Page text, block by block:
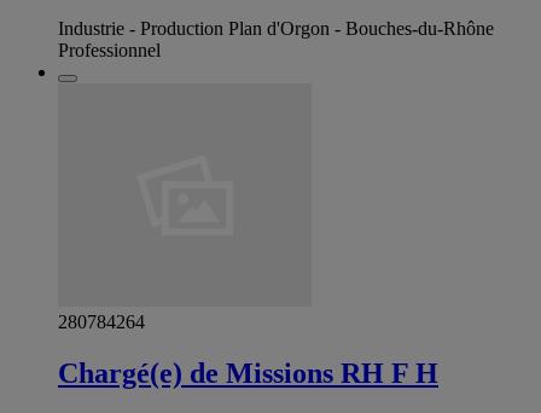
Industrie - Production Plan d'Orgon - Bouches-du-Rhône
Professionnel
280784264
Chargé(e) de Missions RH F H